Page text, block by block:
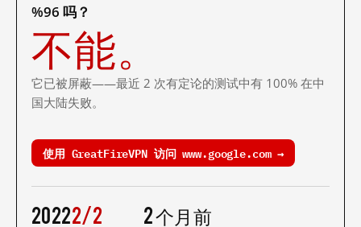
%96 吗？
不能。
它已被屏蔽——最近 2 次有定论的测试中有 100% 在中
国大陆失败。
使用 GreatFireVPN 访问 www.google.com →
20222/2 2 个月前